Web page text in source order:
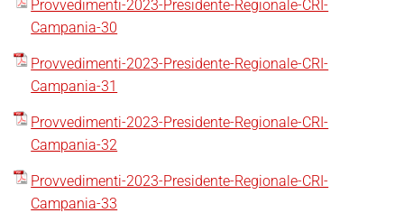
Provvedimenti-2023-Presidente-Regionale-CRI-
Campania-30
Provvedimenti-2023-Presidente-Regionale-CRI-
Campania-31
Provvedimenti-2023-Presidente-Regionale-CRI-
Campania-32
Provvedimenti-2023-Presidente-Regionale-CRI-
Campania-33